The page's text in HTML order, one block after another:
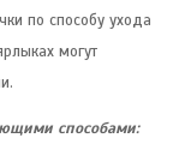
по способу ухода
могут
способами: